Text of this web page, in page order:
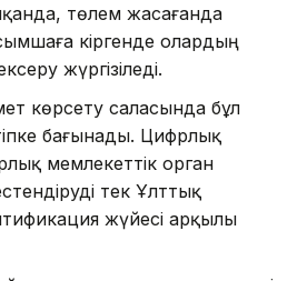
төлем жасағанда
кіргенде олардың
жүргізіледі.
көрсету саласында бұл
бағынады. Цифрлық
мемлекеттік орган
тек Ұлттық
жүйесі арқылы